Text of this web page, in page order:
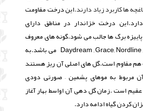
ها کاربرد زیاد دارند.این درخت مقاومت
درخت خزاندار در مناطق دارای
برگ ها جالب می شود.گونه های معروف
آن Daydream , Grace, Nordline , Royal purple می باشد.به
مقاوم است.گل های اصلی آن ریز هستند
مربوط به موهای پشمین – صورتی دودی
است .زمان گل دهی آن اواسط بهار آغاز
کردن گیاه ادامه دارد.